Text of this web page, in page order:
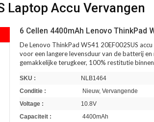
Laptop Accu Vervangen
6 Cellen 4400mAh Lenovo ThinkPad
De Lenovo ThinkPad W541 20EF002SUS
voor een langere levensduur van de batterij
gemakkelijke terugkeer, 100% restitutie
SKU :
NLB1464
Conditie :
Nieuw, Vervangende
Voltage :
10.8V
Capaciteit :
4400mAh